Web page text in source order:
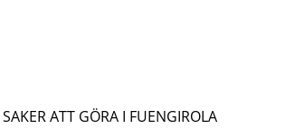
ATT GÖRA I FUENGIROLA